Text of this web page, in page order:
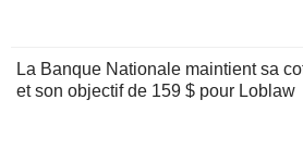
La Banque Nationale maintient sa
et son objectif de 159 $ pour Loblaw